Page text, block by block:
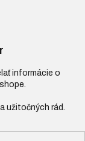
informácie o